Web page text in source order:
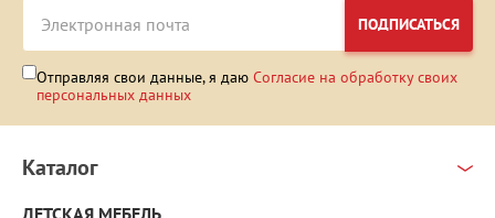
ПОДПИСАТЬСЯ
Отправляя свои данные, я даю Согласие на обработку своих
персональных данных
Каталог